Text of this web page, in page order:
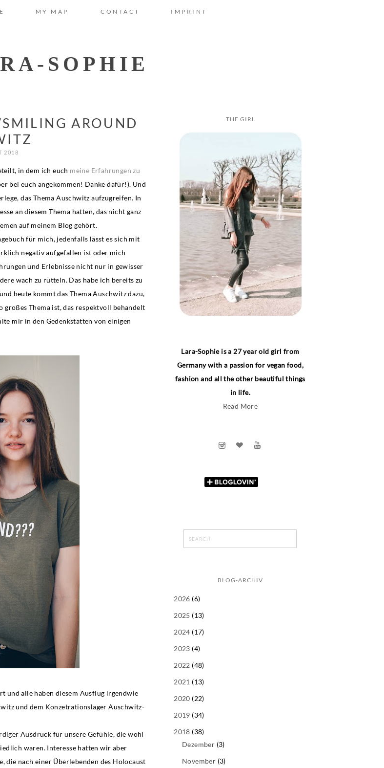
MY MAP CONTACT IMPRINT
SOPHIE
AROUND
2018
in dem ich euch meine Erfahrungen zu
bei euch angekommen! Danke dafür!). Und
das Thema Auschwitz aufzugreifen. In
an diesem Thema hatten, das nicht ganz
auf meinem Blog gehört.
für mich, jedenfalls lässt es sich mit
negativ aufgefallen ist oder mich
und Erlebnisse nicht nur in gewisser
wach zu rütteln. Das habe ich bereits zu
heute kommt das Thema Auschwitz dazu,
großes Thema ist, das respektvoll behandelt
mir in den Gedenkstätten von einigen
und alle haben diesem Ausflug irgendwie
und dem Konzetrationslager Auschwitz-
Ausdruck für unsere Gefühle, die wohl
waren. Interesse hatten wir aber
die nach einer Überlebenden des Holocaust
THE GIRL
Lara-Sophie is a 27 year old girl from
Germany with a passion for vegan food,
fashion and all the other beautiful things
in life.
Read More
BLOG-ARCHIV
2026 (6)
2025 (13)
2024 (17)
2023 (4)
2022 (48)
2021 (13)
2020 (22)
2019 (34)
2018 (38)
Dezember (3)
November (3)